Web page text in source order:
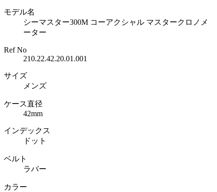
モデル名
シーマスター300M コーアクシャル マスタークロノメ
ーター
Ref No
210.22.42.20.01.001
サイズ
メンズ
ケース直径
42mm
インデックス
ドット
ベルト
ラバー
カラー